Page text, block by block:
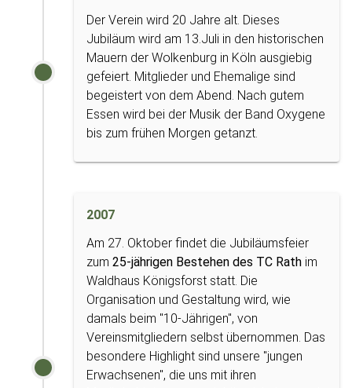
Der Verein wird 20 Jahre alt. Dieses
Jubiläum wird am 13.Juli in den historischen
Mauern der Wolkenburg in Köln ausgiebig
gefeiert. Mitglieder und Ehemalige sind
begeistert von dem Abend. Nach gutem
Essen wird bei der Musik der Band Oxygene
bis zum frühen Morgen getanzt.
2007
Am 27. Oktober findet die Jubiläumsfeier
zum 25-jährigen Bestehen des TC Rath im
Waldhaus Königsforst statt. Die
Organisation und Gestaltung wird, wie
damals beim "10-Jährigen", von
Vereinsmitgliedern selbst übernommen. Das
besondere Highlight sind unsere "jungen
Erwachsenen", die uns mit ihren